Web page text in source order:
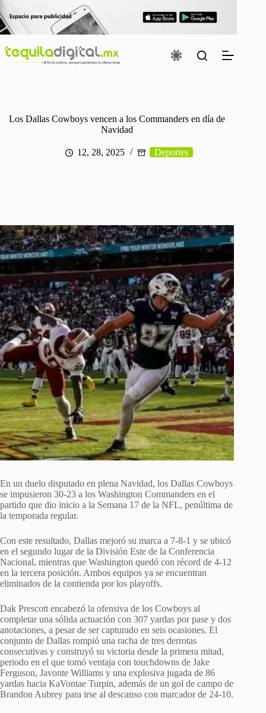
Saltar
al
contenido
Los Dallas Cowboys vencen a los Commanders en día de
Navidad
12, 28, 2025 Deportes
En un duelo disputado en plena Navidad, los Dallas Cowboys
se impusieron 30-23 a los Washington Commanders en el
partido que dio inicio a la Semana 17 de la NFL, penúltima de
la temporada regular.
Con este resultado, Dallas mejoró su marca a 7-8-1 y se ubicó
en el segundo lugar de la División Este de la Conferencia
Nacional, mientras que Washington quedó con récord de 4-12
en la tercera posición. Ambos equipos ya se encuentran
eliminados de la contienda por los playoffs.
Dak Prescott encabezó la ofensiva de los Cowboys al
completar una sólida actuación con 307 yardas por pase y dos
anotaciones, a pesar de ser capturado en seis ocasiones. El
conjunto de Dallas rompió una racha de tres derrotas
consecutivas y construyó su victoria desde la primera mitad,
periodo en el que tomó ventaja con touchdowns de Jake
Ferguson, Javonte Williams y una explosiva jugada de 86
yardas hacia KaVontae Turpin, además de un gol de campo de
Brandon Aubrey para irse al descanso con marcador de 24-10.